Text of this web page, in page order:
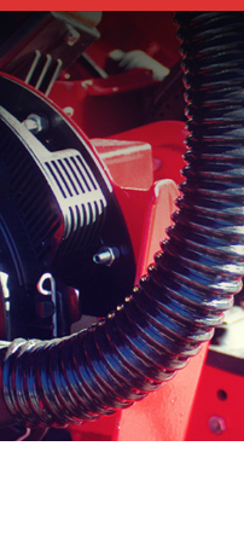
SEEDERS
FERTILIZER
SPREADERS
ABOUT US
NEWS
COMPANY
CONTACT